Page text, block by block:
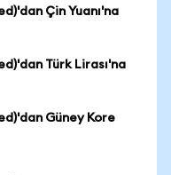
Çin Yuanı'na
Türk Lirası'na
Güney Kore